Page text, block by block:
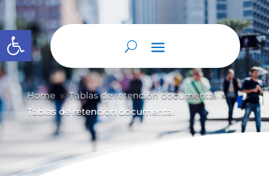
Abrir barra de herramientas
Home 9 Tablas de retención documental 9
Tablas de retención documental